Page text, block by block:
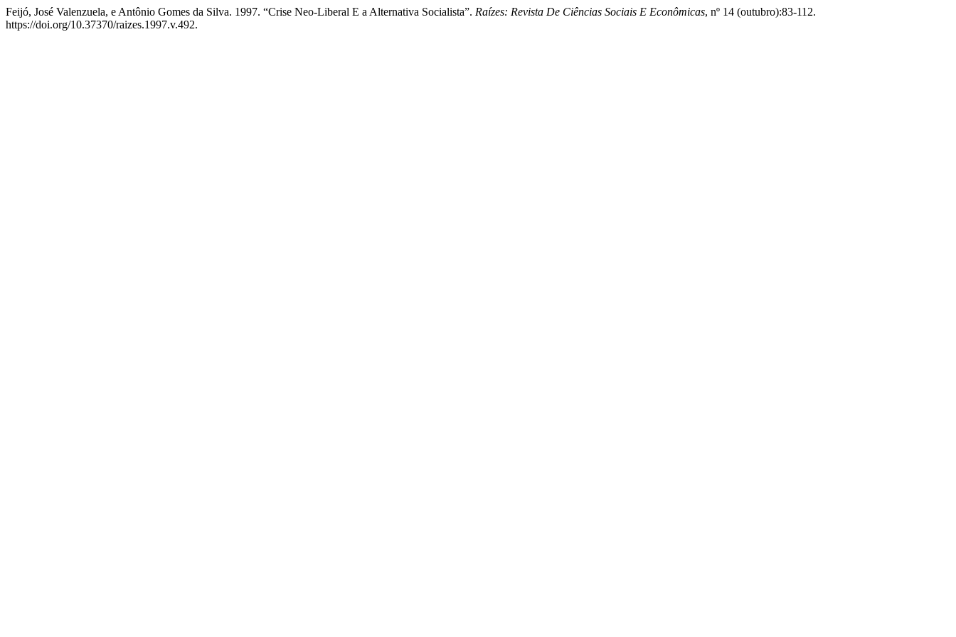
Feijó, José Valenzuela, e Antônio Gomes da Silva. 1997. “Crise Neo-Liberal E a Alternativa Socialista”. Raízes: Revista De Ciências Sociais E Econômicas, nº 14 (outubro):83-112.
https://doi.org/10.37370/raizes.1997.v.492.